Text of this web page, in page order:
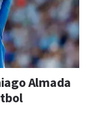
Almada